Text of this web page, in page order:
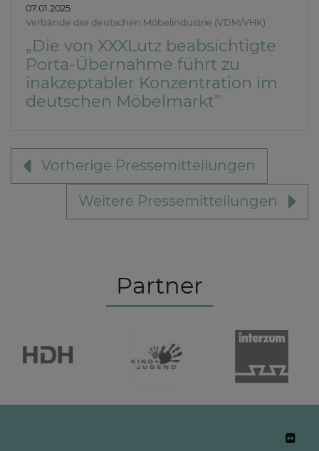
07.01.2025
Verbände der deutschen Möbelindustrie (VDM/VHK)
„Die von XXXLutz beabsichtigte
Porta-Übernahme führt zu
inakzeptabler Konzentration im
deutschen Möbelmarkt”
Vorherige Pressemitteilungen
Weitere Pressemitteilungen
Partner